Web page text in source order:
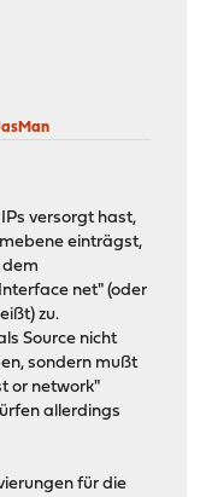
versorgt hast,
einträgst,
dem
net" (oder
zu.
Source nicht
sondern mußt
or network"
allerdings
für die